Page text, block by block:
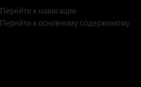
Перейти к навигации
Перейти к основному содержимому